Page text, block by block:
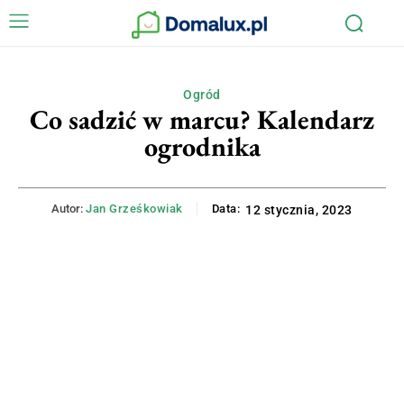
Ogród
Co sadzić w marcu? Kalendarz
ogrodnika
Autor: Jan Grześkowiak Data: 12 stycznia, 2023